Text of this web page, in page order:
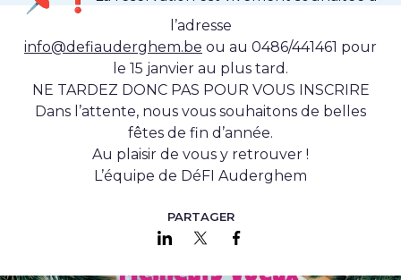
l’adresse
info@defiauderghem.be ou au 0486/441461 pour
le 15 janvier au plus tard.
NE TARDEZ DONC PAS POUR VOUS INSCRIRE
Dans l’attente, nous vous souhaitons de belles
fêtes de fin d’année.
Au plaisir de vous y retrouver !
L’équipe de DéFI Auderghem
PARTAGER
Partager sur LinkedIn
Partager sur Twitter